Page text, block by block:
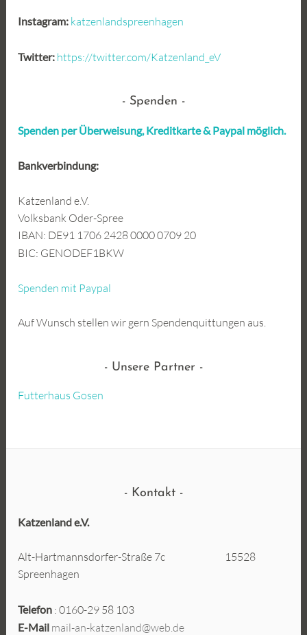
Instagram: katzenlandspreenhagen
Twitter: https://twitter.com/Katzenland_eV
Spenden
Spenden per Überweisung, Kreditkarte & Paypal möglich.
Bankverbindung:
Katzenland e.V.
Volksbank Oder-Spree
IBAN: DE91 1706 2428 0000 0709 20
BIC: GENODEF1BKW
Spenden mit Paypal
Auf Wunsch stellen wir gern Spendenquittungen aus.
Unsere Partner
Futterhaus Gosen
Kontakt
Katzenland e.V.
Alt-Hartmannsdorfer-Straße 7c 15528
Spreenhagen
Telefon : 0160-29 58 103
E-Mail mail-an-katzenland@web.de